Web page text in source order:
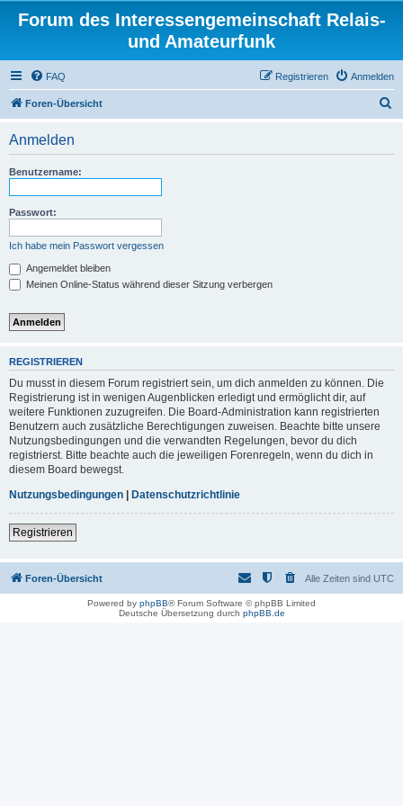
Forum des Interessengemeinschaft Relais-
und Amateurfunk
FAQ Anmelden
Registrieren
Foren-Übersicht
Anmelden
Benutzername:
Passwort:
Ich habe mein Passwort vergessen
Angemeldet bleiben
Meinen Online-Status während dieser Sitzung verbergen
REGISTRIEREN
Du musst in diesem Forum registriert sein, um dich anmelden zu können. Die
Registrierung ist in wenigen Augenblicken erledigt und ermöglicht dir, auf
weitere Funktionen zuzugreifen. Die Board-Administration kann registrierten
Benutzern auch zusätzliche Berechtigungen zuweisen. Beachte bitte unsere
Nutzungsbedingungen und die verwandten Regelungen, bevor du dich
registrierst. Bitte beachte auch die jeweiligen Forenregeln, wenn du dich in
diesem Board bewegst.
Nutzungsbedingungen | Datenschutzrichtlinie
Registrieren
Foren-Übersicht Alle Zeiten sind UTC
Powered by phpBB® Forum Software © phpBB Limited
Deutsche Übersetzung durch phpBB.de